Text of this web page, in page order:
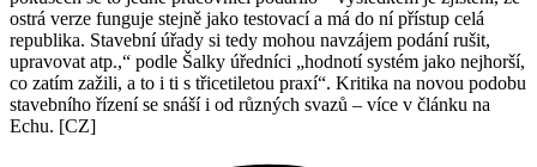
ostrá verze funguje stejně jako testovací a má do ní přístup celá
republika. Stavební úřady si tedy mohou navzájem podání rušit,
upravovat atp.,“ podle Šalky úředníci „hodnotí systém jako nejhorší,
co zatím zažili, a to i ti s třicetiletou praxí“. Kritika na novou podobu
stavebního řízení se snáší i od různých svazů – více v článku na
Echu. [CZ]